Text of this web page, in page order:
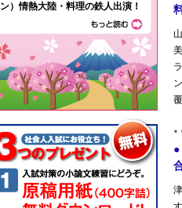
ン）情熱大陸・料理の鉄人出演！